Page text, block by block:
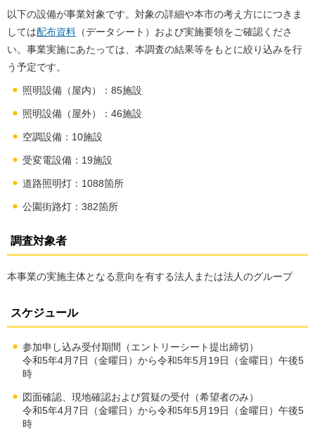
以下の設備が事業対象です。対象の詳細や本市の考え方ににつきま
しては配布資料 （データシート）および実施要領をご確認くださ
い。事業実施にあたっては、本調査の結果等をもとに絞り込みを行
う予定です。
照明設備（屋内）：85施設
照明設備（屋外）：46施設
空調設備：10施設
受変電設備：19施設
道路照明灯：1088箇所
公園街路灯：382箇所
調査対象者
本事業の実施主体となる意向を有する法人または法人のグループ
スケジュール
参加申し込み受付期間（エントリーシート提出締切）
令和5年4月7日（金曜日）から令和5年5月19日（金曜日）午後5
時
図面確認、現地確認および質疑の受付（希望者のみ）
令和5年4月7日（金曜日）から令和5年5月19日（金曜日）午後5
時